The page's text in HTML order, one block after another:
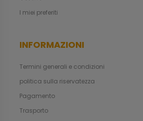
I miei preferiti
INFORMAZIONI
Termini generali e condizioni
politica sulla riservatezza
Pagamento
Trasporto